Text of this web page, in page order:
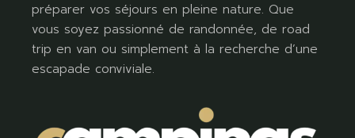
préparer vos séjours en pleine nature. Que
vous soyez passionné de randonnée, de road
trip en van ou simplement à la recherche d’une
escapade conviviale.